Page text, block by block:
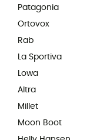
Patagonia
Ortovox
Rab
La Sportiva
Lowa
Altra
Millet
Moon Boot